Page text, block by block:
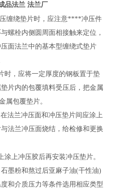
品法兰 法兰厂
缠绕垫片时，应注意****冲压件
螺栓内侧圆周面相接触来定位，
面法兰中的基本型缠绕式垫片
时，应将一定厚度的钢板置于垫
片内的包覆填料受压后，把金属
属包覆垫片。
法兰冲压面和冲压垫片间应涂上
法兰冲压面烧结，给检修和更换
上冲压胶后再安装冲压垫片。
墨粉和熬过后亚麻子油(干性油)
和介质压力等条件选用相应类型